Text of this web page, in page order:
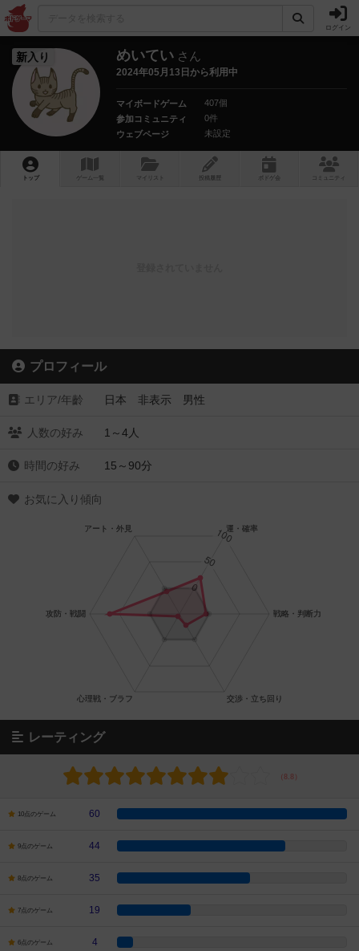
ログイン
新入り めいてい さん
2024年05月13日から利用中
マイボードゲーム
407個
参加コミュニティ
0件
ウェブページ
未設定
トップ ゲーム一覧 マイリスト 投稿履歴 ボ ドゲ コミュニティ
プロフィール
エリア/年齡 日本 非表示 男性
人数の好み 1～4人
時間の好み 15～90分
お気に入り傾向
レーティング
10点のゲーム 60
9点のゲーム 44
8点のゲーム 35
7点のゲーム 19
6点のゲーム 4